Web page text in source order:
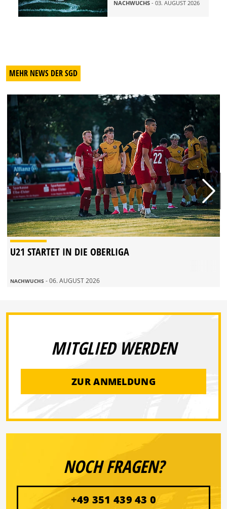
NACHWUCHS - 03. AUGUST 2026
MEHR NEWS DER SGD
U21 STARTET IN DIE OBERLIGA
NACHWUCHS - 06. AUGUST 2026
MITGLIED WERDEN
ZUR ANMELDUNG
NOCH FRAGEN?
+49 351 439 43 0